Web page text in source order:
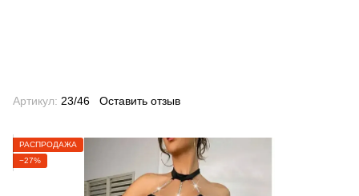
Артикул: 23/46 Оставить отзыв
РАСПРОДАЖА
−27%